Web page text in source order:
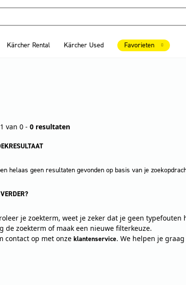
Kärcher Rental Kärcher Used Favorieten
van 0 - 0 resultaten
helaas geen resultaten gevonden op basis van je
je zoekterm, weet je zeker dat je geen typefouten
de zoekterm of maak een nieuwe filterkeuze.
contact op met onze klantenservice. We helpen je graag